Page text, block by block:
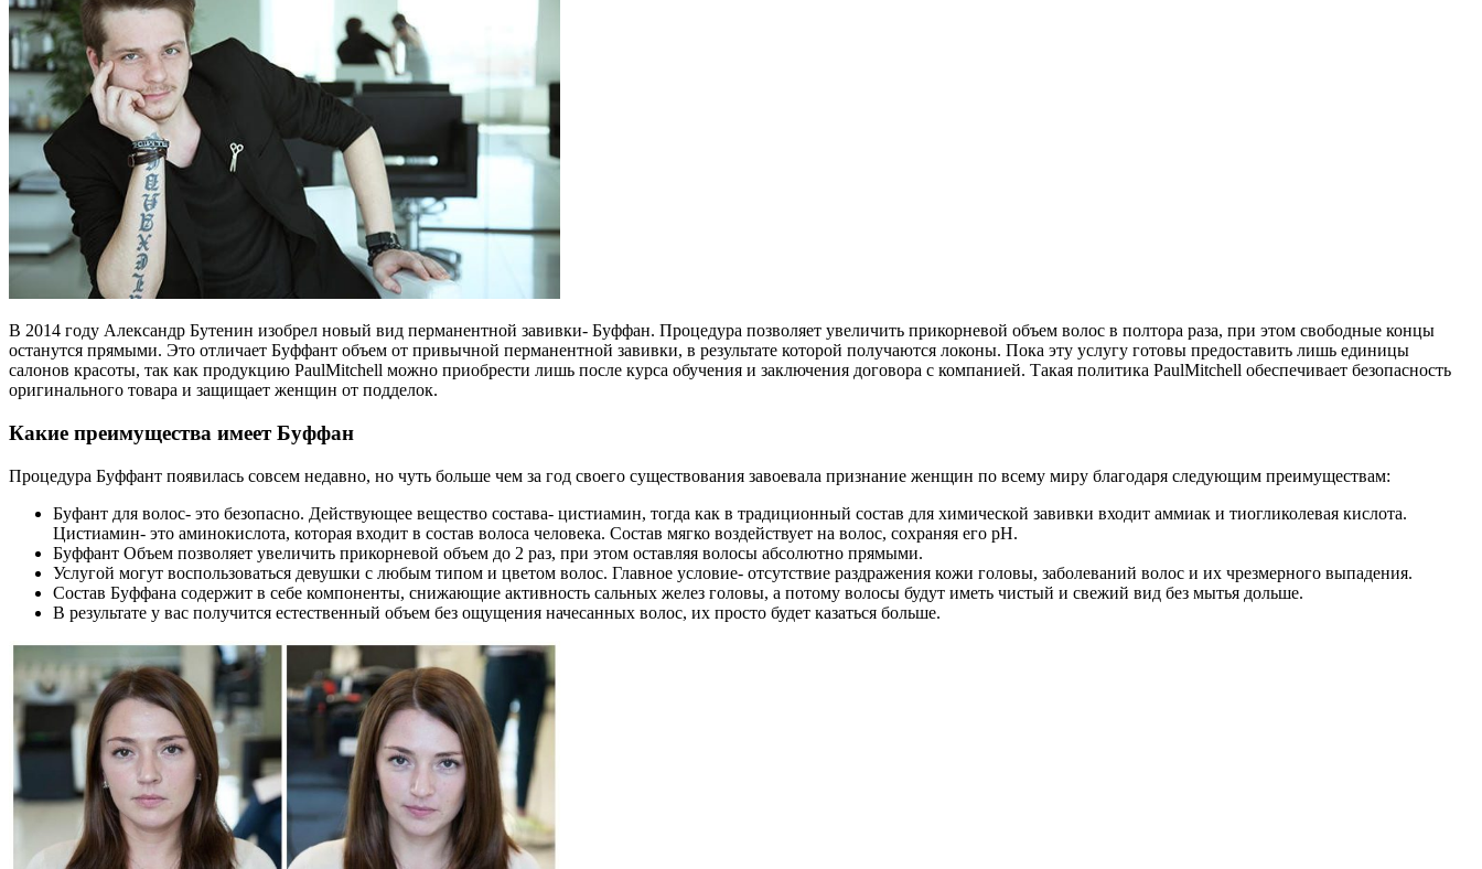
В 2014 году Александр Бутенин изобрел новый вид перманентной завивки- Буффан. Процедура позволяет увеличить прикорневой объем волос в полтора раза, при этом свободные концы
останутся прямыми. Это отличает Буффант объем от привычной перманентной завивки, в результате которой получаются локоны. Пока эту услугу готовы предоставить лишь единицы
салонов красоты, так как продукцию PaulMitchell можно приобрести лишь после курса обучения и заключения договора с компанией. Такая политика PaulMitchell обеспечивает безопасность
оригинального товара и защищает женщин от подделок.
Какие преимущества имеет Буффан
Процедура Буффант появилась совсем недавно, но чуть больше чем за год своего существования завоевала признание женщин по всему миру благодаря следующим преимуществам:
Буфант для волос- это безопасно. Действующее вещество состава- цистиамин, тогда как в традиционный состав для химической завивки входит аммиак и тиогликолевая кислота.
Цистиамин- это аминокислота, которая входит в состав волоса человека. Состав мягко воздействует на волос, сохраняя его pH.
Буффант Объем позволяет увеличить прикорневой объем до 2 раз, при этом оставляя волосы абсолютно прямыми.
Услугой могут воспользоваться девушки с любым типом и цветом волос. Главное условие- отсутствие раздражения кожи головы, заболеваний волос и их чрезмерного выпадения.
Состав Буффана содержит в себе компоненты, снижающие активность сальных желез головы, а потому волосы будут иметь чистый и свежий вид без мытья дольше.
В результате у вас получится естественный объем без ощущения начесанных волос, их просто будет казаться больше.